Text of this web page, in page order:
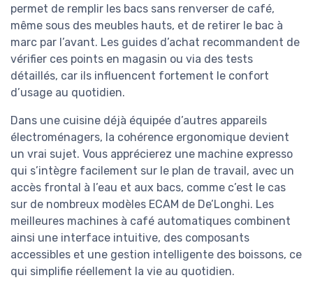
permet de remplir les bacs sans renverser de café,
même sous des meubles hauts, et de retirer le bac à
marc par l’avant. Les guides d’achat recommandent de
vérifier ces points en magasin ou via des tests
détaillés, car ils influencent fortement le confort
d’usage au quotidien.
Dans une cuisine déjà équipée d’autres appareils
électroménagers, la cohérence ergonomique devient
un vrai sujet. Vous apprécierez une machine expresso
qui s’intègre facilement sur le plan de travail, avec un
accès frontal à l’eau et aux bacs, comme c’est le cas
sur de nombreux modèles ECAM de De’Longhi. Les
meilleures machines à café automatiques combinent
ainsi une interface intuitive, des composants
accessibles et une gestion intelligente des boissons, ce
qui simplifie réellement la vie au quotidien.